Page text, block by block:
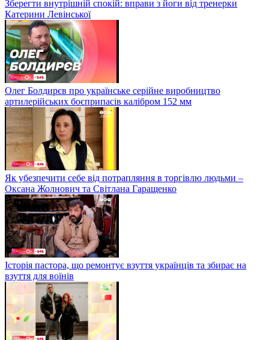
Зберегти внутрішній спокій: вправи з йоги від тренерки
Катерини Левінської
Олег Болдирєв про українське серійне виробництво
артилерійських боєприпасів калібром 152 мм
Як убезпечити себе від потрапляння в торгівлю людьми –
Оксана Жолнович та Світлана Гаращенко
Історія пастора, що ремонтує взуття українців та збирає на
взуття для воїнів